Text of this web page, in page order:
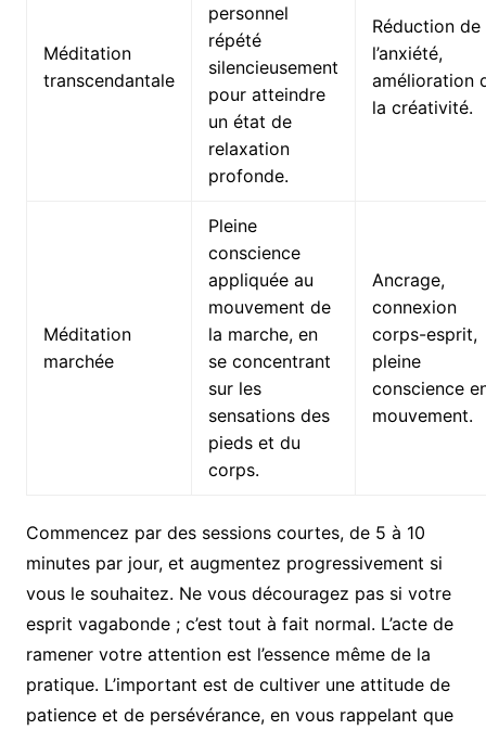
Méditation
transcendantale
personnel
répété
silencieusement
pour atteindre
un état de
relaxation
profonde.
Réduction de
l’anxiété,
amélioration
la créativité.
Méditation
marchée
Pleine
conscience
appliquée au
mouvement de
la marche, en
se concentrant
sur les
sensations des
pieds et du
corps.
Ancrage,
connexion
corps-esprit,
pleine
conscience
mouvement.
Commencez par des sessions courtes, de 5 à 10
minutes par jour, et augmentez progressivement si
vous le souhaitez. Ne vous découragez pas si votre
esprit vagabonde ; c’est tout à fait normal. L’acte de
ramener votre attention est l’essence même de la
pratique. L’important est de cultiver une attitude de
patience et de persévérance, en vous rappelant que